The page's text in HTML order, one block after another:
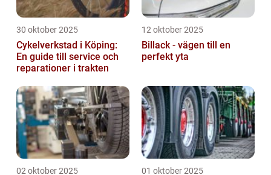
30 oktober 2025
Cykelverkstad i Köping:
En guide till service och
reparationer i trakten
12 oktober 2025
Billack - vägen till en
perfekt yta
02 oktober 2025 01 oktober 2025